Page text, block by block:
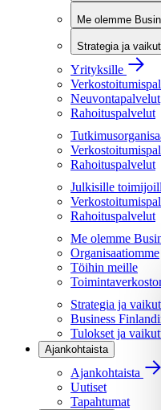
Me olemme
Strategia ja
Yrityksille
Neuvontapalvelut
Rahoituspalvelut
Rahoituspalvelut
Julkisille
Rahoituspalvelut
Me olemme
Organisaatiomme
Töihin meille
Strategia ja
Business
Tulokset ja
Ajankohtaista
Ajankohtaista
Uutiset
Tapahtumat